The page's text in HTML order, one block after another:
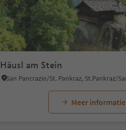
Häusl am Stein
Meer informatie